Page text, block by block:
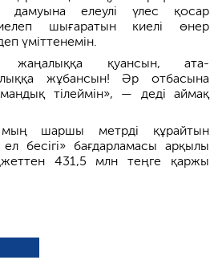
елеулі үлес қосар
шығаратын киелі өнер
үміттенемін.
жаңалыққа қуансын, ата-
жұбансын! Әр отбасына
тілеймін», — деді аймақ
шаршы метрді құрайтын
бесігі» бағдарламасы арқылы
431,5 млн теңге қаржы